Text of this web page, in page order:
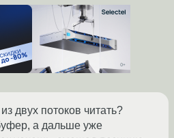
двух потоков читать?
а дальше уже